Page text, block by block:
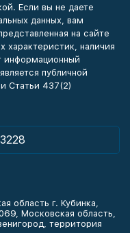
Если вы не даете
данных, вам
на сайте
характеристик, наличия
информационный
публичной
Статьи 437(2)
область г. Кубинка,
Московская область,
территория